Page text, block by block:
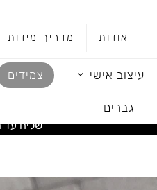
אודות מדריך מידות
עיצוב אישי צמידים
גברים
שליח עד